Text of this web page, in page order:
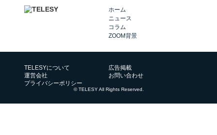
ホーム
ニュース
コラム
ZOOM背景
TELESYについて
広告掲載
運営会社
お問い合わせ
プライバシーポリシー
© TELESY All Rights Reserved.